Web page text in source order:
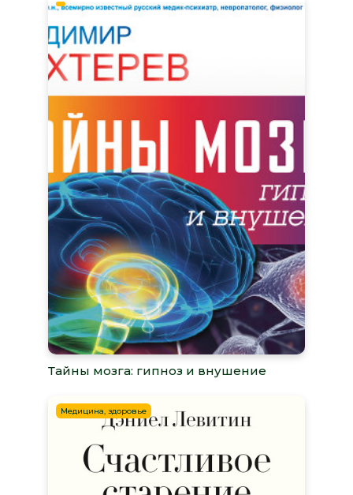
Тайны мозга: гипноз и внушение
Медицина, здоровье